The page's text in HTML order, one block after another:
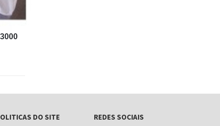
DO SITE REDES SOCIAIS